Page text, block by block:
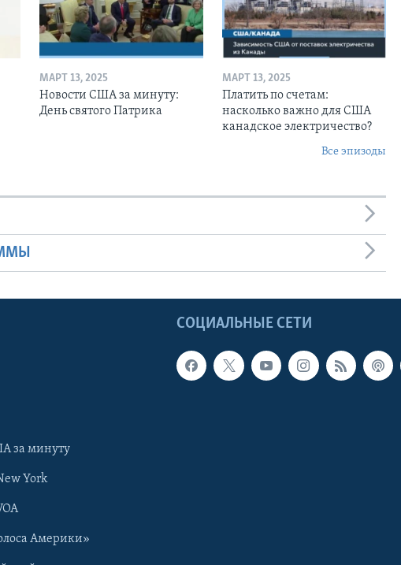
МАРТ 13, 2025
Новости США за минуту:
День святого Патрика
МАРТ 13, 2025
Платить по счетам:
насколько важно для США
канадское электричество?
Все эпизоды
СОЦИАЛЬНЫЕ СЕТИ
за минуту
York
Америки»